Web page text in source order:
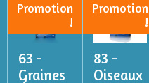
Promotion
!
63 -
Graines
Promotion
!
83 -
Oiseaux